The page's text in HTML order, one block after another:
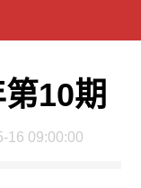
第10期
16 09:00:00